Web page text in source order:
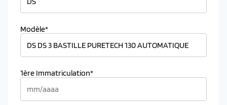
Modèle*
1ère Immatriculation*